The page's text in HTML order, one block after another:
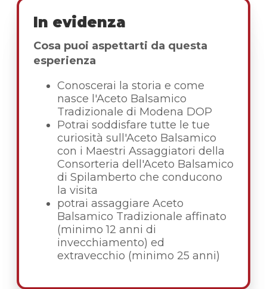
In evidenza
Cosa puoi aspettarti da questa
esperienza
Conoscerai la storia e come
nasce l'Aceto Balsamico
Tradizionale di Modena DOP
Potrai soddisfare tutte le tue
curiosità sull'Aceto Balsamico
con i Maestri Assaggiatori della
Consorteria dell'Aceto Balsamico
di Spilamberto che conducono
la visita
potrai assaggiare Aceto
Balsamico Tradizionale affinato
(minimo 12 anni di
invecchiamento) ed
extravecchio (minimo 25 anni)